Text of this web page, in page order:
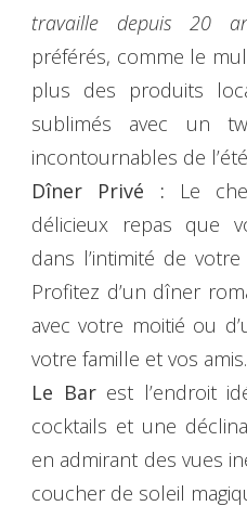
travaille depuis 20
préférés, comme le
plus des produits
sublimés avec un
incontournables de
Dîner Privé : Le
délicieux repas que
dans l’intimité de
Profitez d’un dîner
avec votre moitié ou
votre famille et vos amis.
Le Barest l’endroit
cocktails et une
en admirant des vues
coucher de soleil